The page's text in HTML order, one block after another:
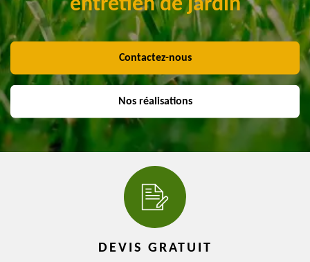
entretien de jardin
Contactez-nous
Nos réalisations
DEVIS GRATUIT